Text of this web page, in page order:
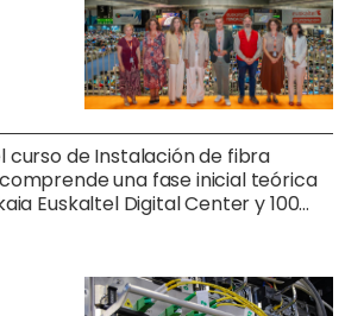
curso de Instalación de fibra
una fase inicial teórica
Euskaltel Digital Center y 100